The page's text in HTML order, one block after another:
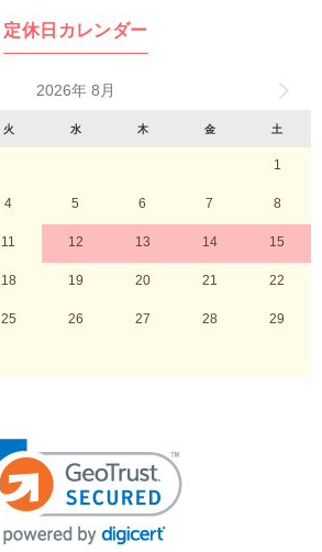
定休日カレンダー
2026年 8月
火 水 木 金 土
1
4 5 6 7 8
11 12 13 14 15
18 19 20 21 22
25 26 27 28 29